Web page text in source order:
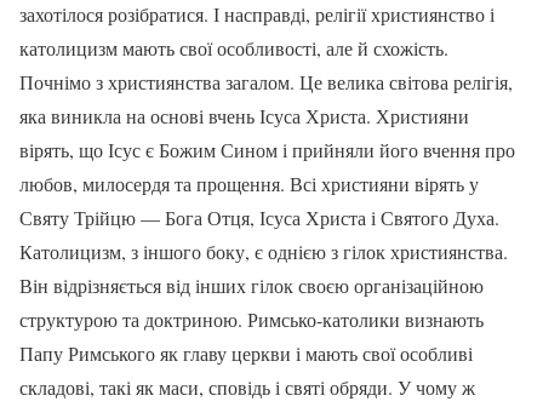
захотілося розібратися. І насправді, релігії християнство і
католицизм мають свої особливості, але й схожість.
Почнімо з християнства загалом. Це велика світова релігія,
яка виникла на основі вчень Ісуса Христа. Християни
вірять, що Ісус є Божим Сином і прийняли його вчення про
любов, милосердя та прощення. Всі християни вірять у
Святу Трійцю — Бога Отця, Ісуса Христа і Святого Духа.
Католицизм, з іншого боку, є однією з гілок християнства.
Він відрізняється від інших гілок своєю організаційною
структурою та доктриною. Римсько-католики визнають
Папу Римського як главу церкви і мають свої особливі
складові, такі як маси, сповідь і святі обряди. У чому ж